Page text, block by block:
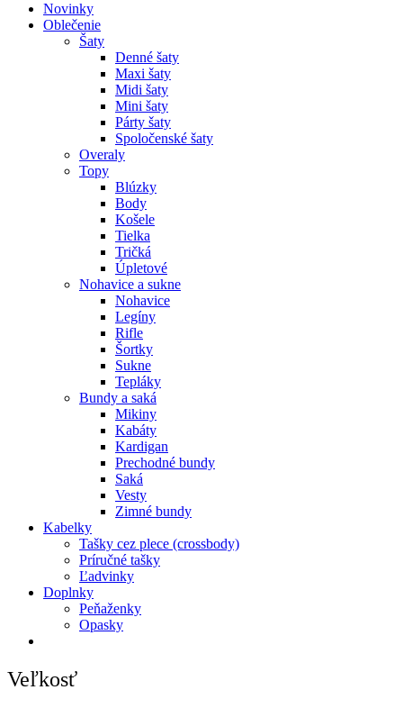
Novinky
Oblečenie
Šaty
Denné šaty
Maxi šaty
Midi šaty
Mini šaty
Párty šaty
Spoločenské šaty
Overaly
Topy
Blúzky
Body
Košele
Tielka
Tričká
Úpletové
Nohavice a sukne
Nohavice
Legíny
Rifle
Šortky
Sukne
Tepláky
Bundy a saká
Mikiny
Kabáty
Kardigan
Prechodné bundy
Saká
Vesty
Zimné bundy
Kabelky
Tašky cez plece (crossbody)
Príručné tašky
Ľadvinky
Doplnky
Peňaženky
Opasky
Veľkosť